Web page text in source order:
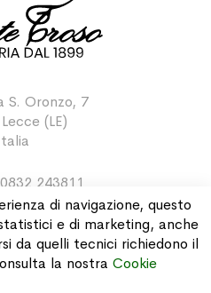
S. Oronzo, 7
(LE)
243811
di navigazione, questo
e di marketing, anche
da quelli tecnici richiedono il
la nostra Cookie